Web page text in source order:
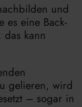
und
es eine Back-
kann
gelieren, wird
– sogar in